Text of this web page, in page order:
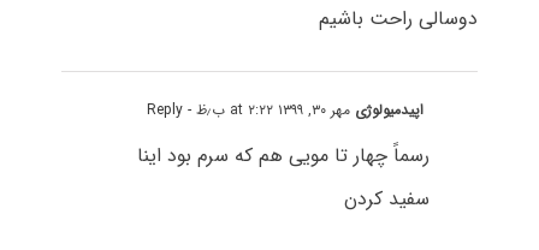
دوسالی راحت باشیم
اپیدمیولوژی مهر ۳۰, ۱۳۹۹ at ۲:۲۲ ب٫ظ - Reply
رسماً چھار تا مویی ھم که سرم بود اینا
سفید کردن